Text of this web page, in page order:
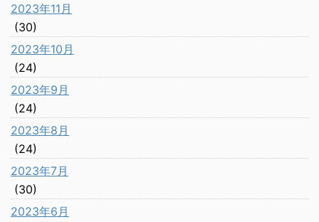
2023年11月
(30)
2023年10月
(24)
2023年9月
(24)
2023年8月
(24)
2023年7月
(30)
2023年6月